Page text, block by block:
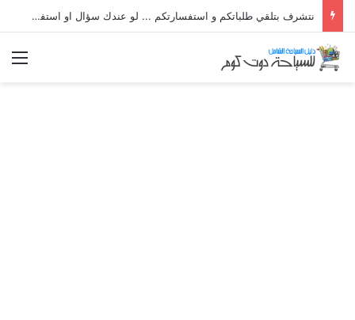
نتشرف بتلقي طلباتكم و استفسارتكم ... لو عندك سؤال او استفسار ماتدرددش فى طلب المساعدة